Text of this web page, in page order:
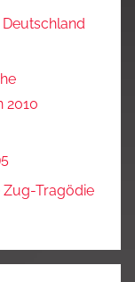
Deutschland
2010
Zug-Tragödie